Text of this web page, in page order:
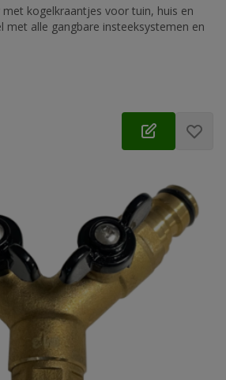
met kogelkraantjes voor tuin, huis en
met alle gangbare insteeksystemen en